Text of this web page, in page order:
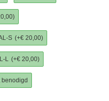
S (+€ 20,00)
L (+€ 20,00)
benodigd